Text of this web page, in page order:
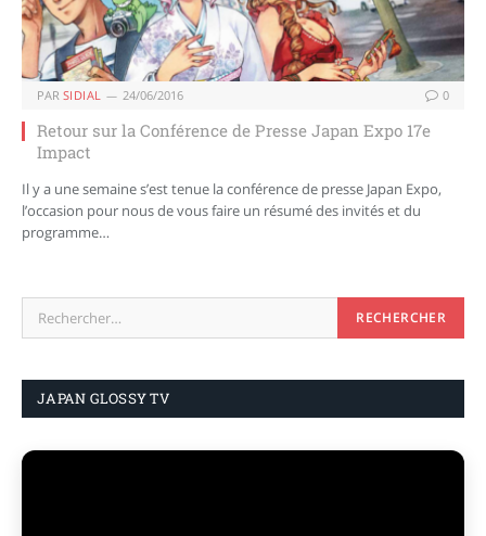
PAR SIDIAL 24/06/2016 0
Retour sur la Conférence de Presse Japan Expo 17e
Impact
Il y a une semaine s’est tenue la conférence de presse Japan Expo,
l’occasion pour nous de vous faire un résumé des invités et du
programme…
JAPAN GLOSSY TV